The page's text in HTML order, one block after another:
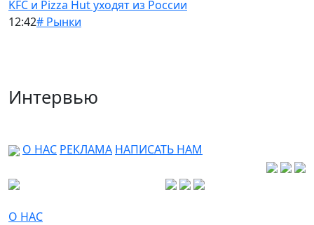
KFC и Pizza Hut уходят из России
12:42# Рынки
Интервью
О НАС РЕКЛАМА НАПИСАТЬ НАМ
О НАС